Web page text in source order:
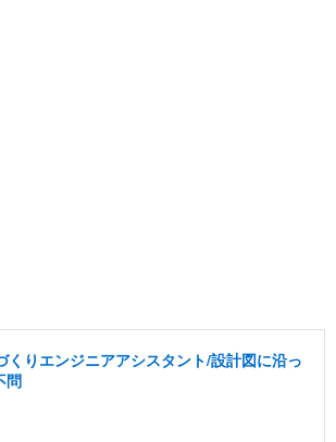
くりエンジニアアシスタント/設計図に沿っ
問